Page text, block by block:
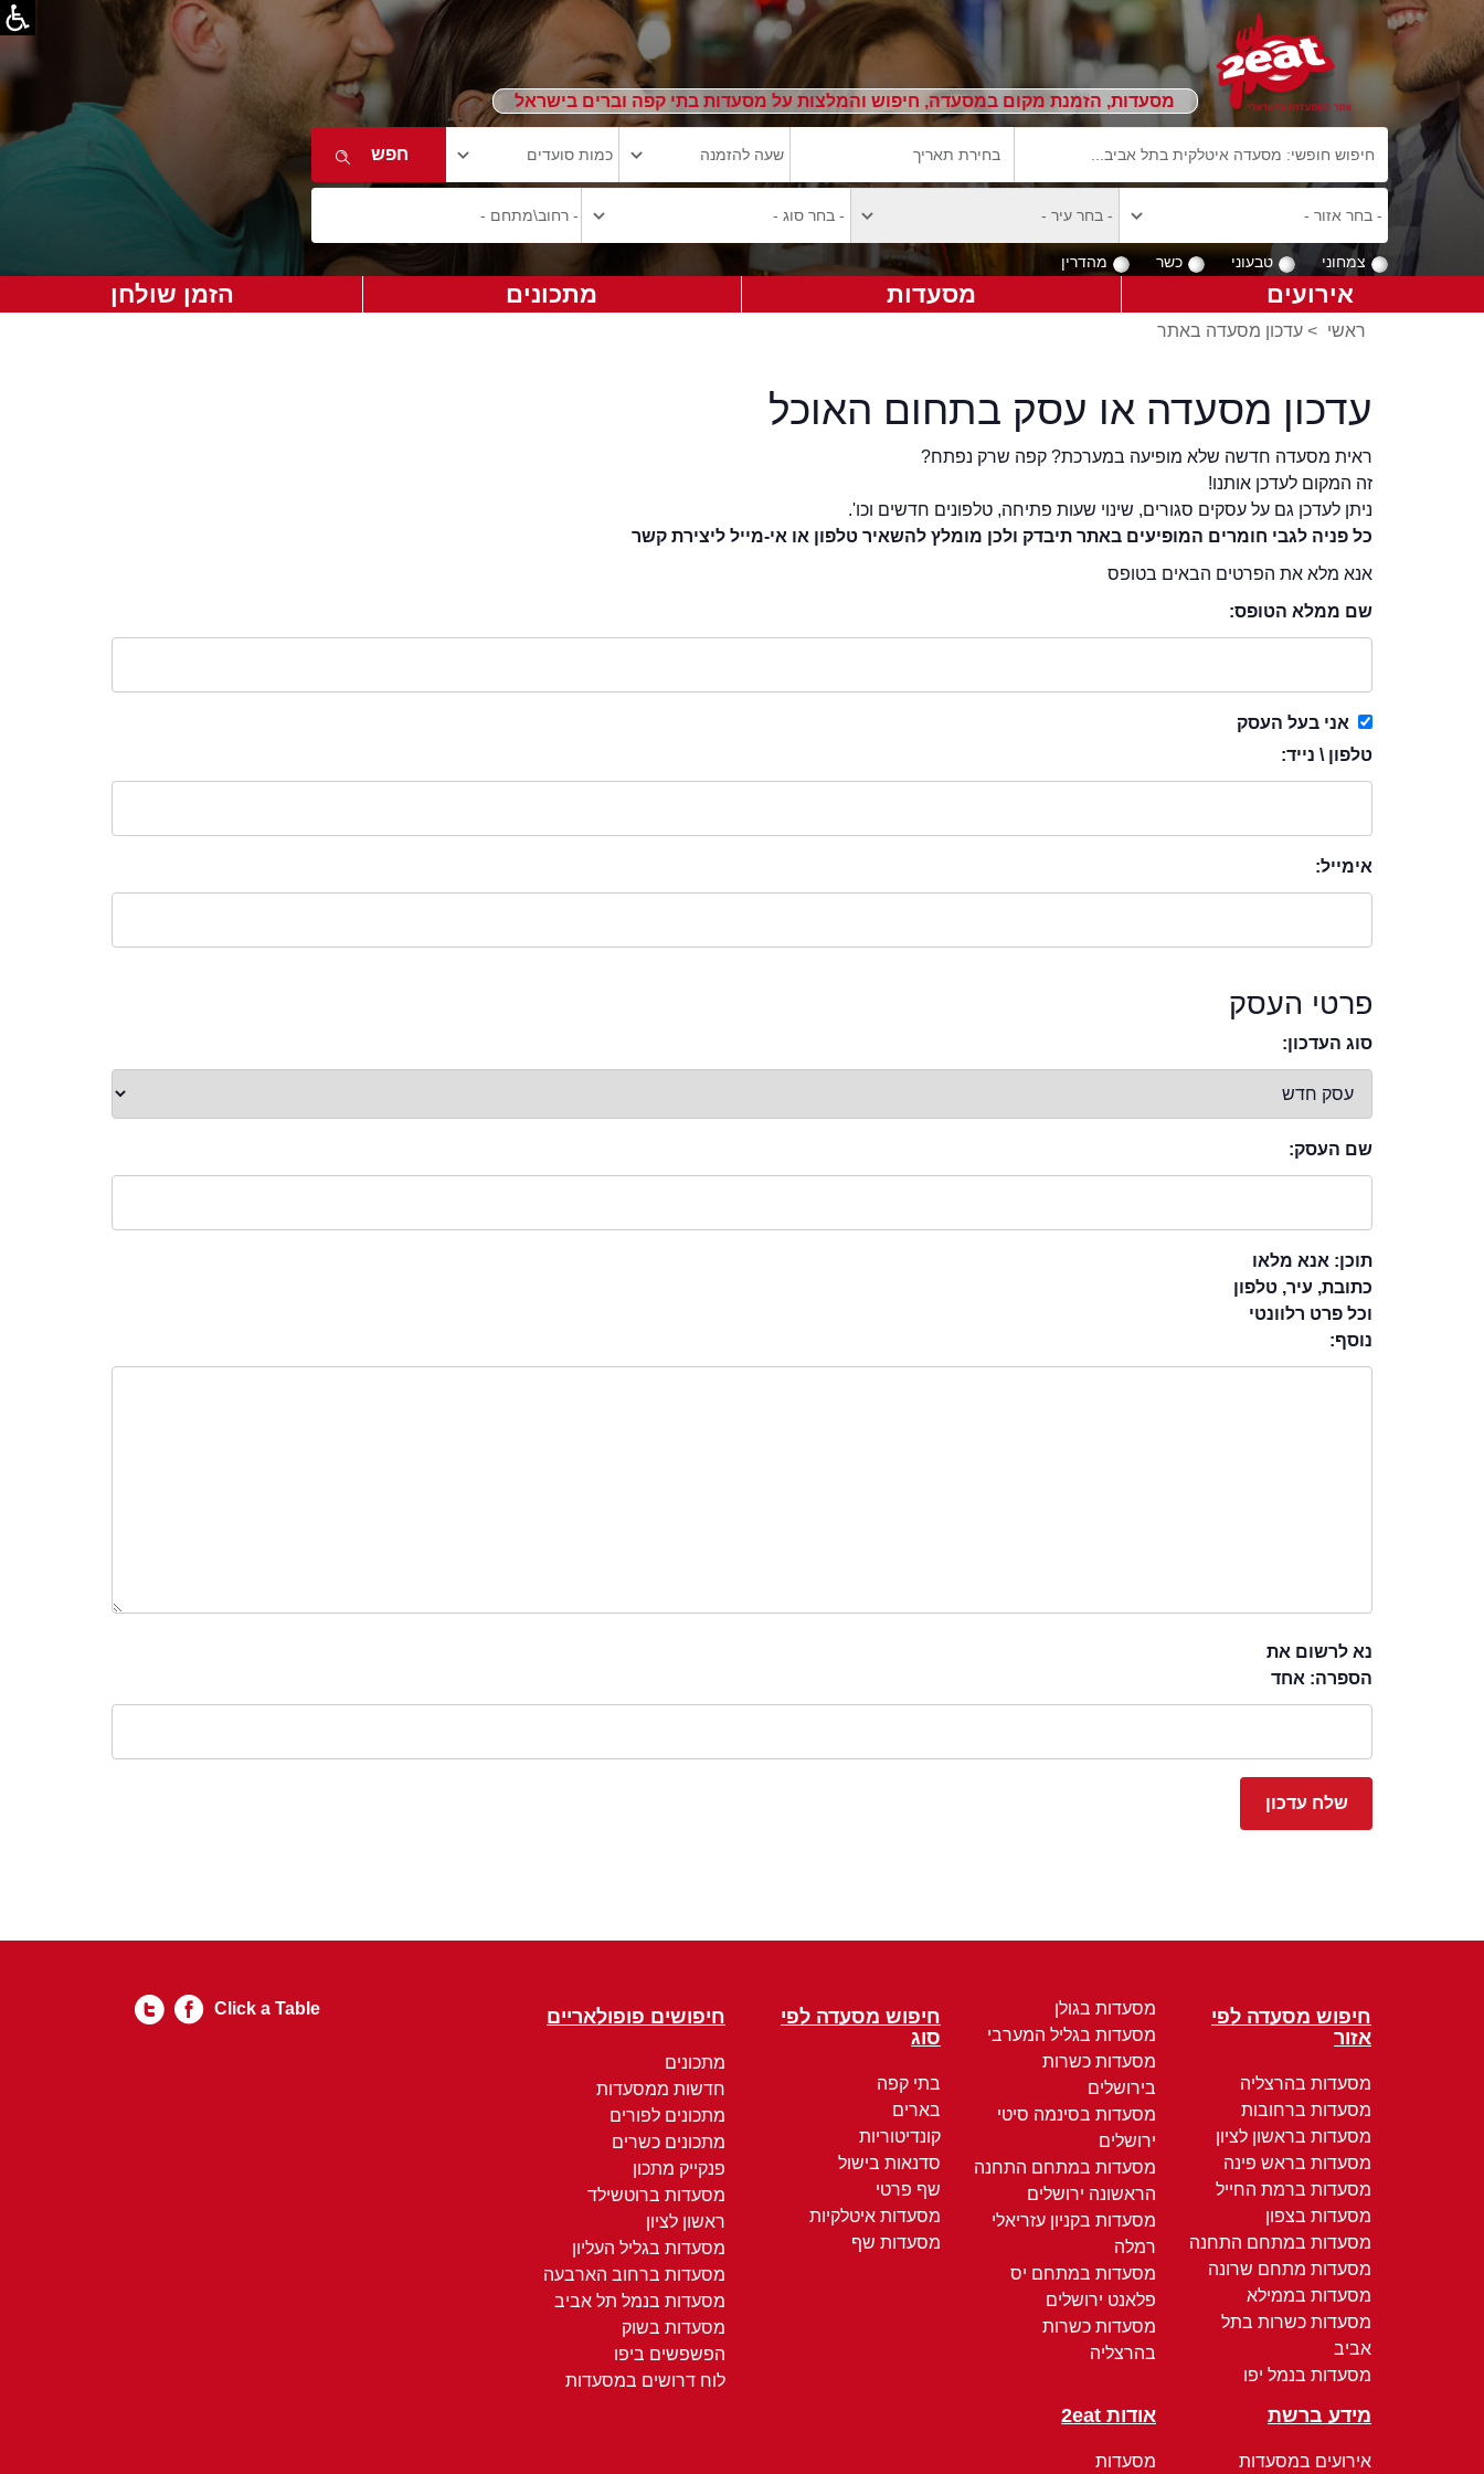
מסעדות, הזמנת מקום במסעדה, חיפוש והמלצות על מסעדות בתי קפה וברים בישראל
צמחוני טבעוני כשר מהדרין
אירועים מסעדות מתכונים הזמן שולחן
ראשי > עדכון מסעדה באתר
עדכון מסעדה או עסק בתחום האוכל
ראית מסעדה חדשה שלא מופיעה במערכת? קפה שרק נפתח?
זה המקום לעדכן אותנו!
ניתן לעדכן גם על עסקים סגורים, שינוי שעות פתיחה, טלפונים חדשים וכו'.
כל פניה לגבי חומרים המופיעים באתר תיבדק ולכן מומלץ להשאיר טלפון או אי-מייל ליצירת קשר
אנא מלא את הפרטים הבאים בטופס
שם ממלא הטופס:
אני בעל העסק
טלפון \ נייד:
אימייל:
פרטי העסק
סוג העדכון:
שם העסק:
תוכן: אנא מלאו
כתובת, עיר, טלפון
וכל פרט רלוונטי
נוסף:
נא לרשום את
הספרה: אחד
חיפוש מסעדה לפי
אזור
מסעדות בהרצליה
מסעדות ברחובות
מסעדות בראשון לציון
מסעדות בראש פינה
מסעדות ברמת החייל
מסעדות בצפון
מסעדות במתחם התחנה
מסעדות מתחם שרונה
מסעדות בממילא
מסעדות כשרות בתל
אביב
מסעדות בנמל יפו
מסעדות בגולן
מסעדות בגליל המערבי
מסעדות כשרות
בירושלים
מסעדות בסינמה סיטי
ירושלים
מסעדות במתחם התחנה
הראשונה ירושלים
מסעדות בקניון עזריאלי
רמלה
מסעדות במתחם יס
פלאנט ירושלים
מסעדות כשרות
בהרצליה
חיפוש מסעדה לפי
סוג
בתי קפה
בארים
קונדיטוריות
סדנאות בישול
שף פרטי
מסעדות איטלקיות
מסעדות שף
חיפושים פופולאריים
מתכונים
חדשות ממסעדות
מתכונים לפורים
מתכונים כשרים
פנקייק מתכון
מסעדות ברוטשילד
ראשון לציון
מסעדות בגליל העליון
מסעדות ברחוב הארבעה
מסעדות בנמל תל אביב
מסעדות בשוק
הפשפשים ביפו
לוח דרושים במסעדות
מידע ברשת
אירועים במסעדות
אודות 2eat
מסעדות
Click a Table